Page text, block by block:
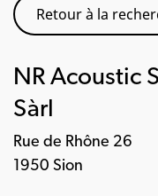
Retour à la
NR Acoustic
Sàrl
Rue de Rhône 26
1950 Sion